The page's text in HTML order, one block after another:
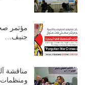
مؤتمر
جنيف…
مناقشة